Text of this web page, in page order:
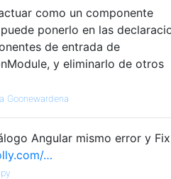
como un componente
ponerlo en las
de entrada de
y eliminarlo de otros
Goonewardena
Angular mismo error y
…